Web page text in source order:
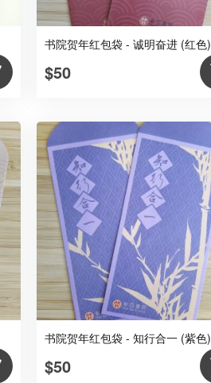
书院贺年红包袋 - 诚明奋进 (红色)
$50
书院贺年红包袋 - 知行合一 (紫色)
$50